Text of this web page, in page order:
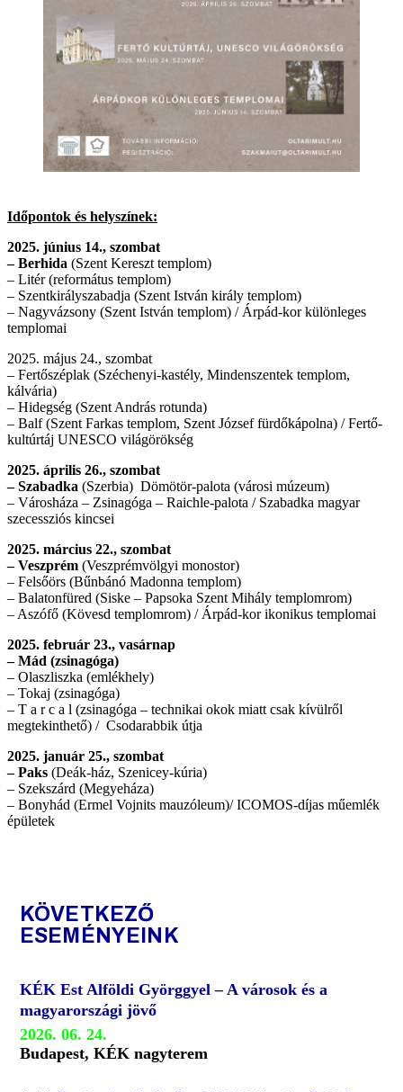
Időpontok és helyszínek:
2025. június 14., szombat
– Berhida (Szent Kereszt templom)
– Litér (református templom)
– Szentkirályszabadja (Szent István király templom)
– Nagyvázsony (Szent István templom) / Árpád-kor különleges
templomai
2025. május 24., szombat
– Fertőszéplak (Széchenyi-kastély, Mindenszentek templom,
kálvária)
– Hidegség (Szent András rotunda)
– Balf (Szent Farkas templom, Szent József fürdőkápolna) / Fertő-
kultúrtáj UNESCO világörökség
2025. április 26., szombat
– Szabadka (Szerbia) Dömötör-palota (városi múzeum)
– Városháza – Zsinagóga – Raichle-palota / Szabadka magyar
szecessziós kincsei
2025. március 22., szombat
– Veszprém (Veszprémvölgyi monostor)
– Felsőörs (Bűnbánó Madonna templom)
– Balatonfüred (Siske – Papsoka Szent Mihály templomrom)
– Aszófő (Kövesd templomrom) / Árpád-kor ikonikus templomai
2025. február 23., vasárnap
– Mád (zsinagóga)
– Olaszliszka (emlékhely)
– Tokaj (zsinagóga)
– T a r c a l (zsinagóga – technikai okok miatt csak kívülről
megtekinthető) / Csodarabbik útja
2025. január 25., szombat
– Paks (Deák-ház, Szenicey-kúria)
– Szekszárd (Megyeháza)
– Bonyhád (Ermel Vojnits mauzóleum)/ ICOMOS-díjas műemlék
épületek
KÖVETKEZŐ
ESEMÉNYEINK
KÉK Est Alföldi Györggyel – A városok és a
magyarországi jövő
2026. 06. 24.
Budapest, KÉK nagyterem